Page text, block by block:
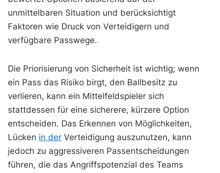
unmittelbaren Situation und berücksichtigt
Faktoren wie Druck von Verteidigern und
verfügbare Passwege.
Die Priorisierung von Sicherheit ist wichtig; wenn
ein Pass das Risiko birgt, den Ballbesitz zu
verlieren, kann ein Mittelfeldspieler sich
stattdessen für eine sicherere, kürzere Option
entscheiden. Das Erkennen von Möglichkeiten,
Lücken in der Verteidigung auszunutzen, kann
jedoch zu aggressiveren Passentscheidungen
führen, die das Angriffspotenzial des Teams